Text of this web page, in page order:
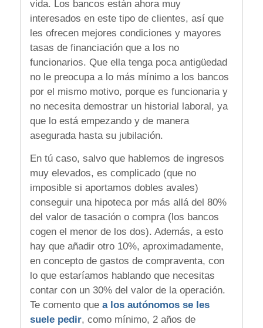
vida. Los bancos están ahora muy
interesados en este tipo de clientes, así que
les ofrecen mejores condiciones y mayores
tasas de financiación que a los no
funcionarios. Que ella tenga poca antigüedad
no le preocupa a lo más mínimo a los bancos
por el mismo motivo, porque es funcionaria y
no necesita demostrar un historial laboral, ya
que lo está empezando y de manera
asegurada hasta su jubilación.
En tú caso, salvo que hablemos de ingresos
muy elevados, es complicado (que no
imposible si aportamos dobles avales)
conseguir una hipoteca por más allá del 80%
del valor de tasación o compra (los bancos
cogen el menor de los dos). Además, a esto
hay que añadir otro 10%, aproximadamente,
en concepto de gastos de compraventa, con
lo que estaríamos hablando que necesitas
contar con un 30% del valor de la operación.
Te comento que a los autónomos se les
suele pedir, como mínimo, 2 años de